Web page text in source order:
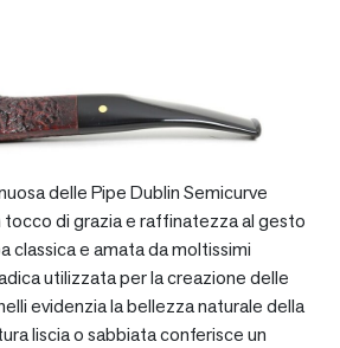
delle Pipe Dublin Semicurve
tocco di grazia e raffinatezza al gesto
classica e amata da moltissimi
utilizzata per la creazione delle
evidenzia la bellezza naturale della
liscia o sabbiata conferisce un